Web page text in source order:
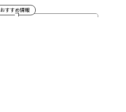
おすすめ情報